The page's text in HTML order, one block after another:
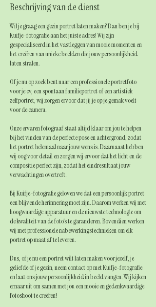
Beschrijving van de dienst
Wil je graag een gezin portret laten maken? Dan ben je bij
Kuifje-fotografie aan het juiste adres! Wij zijn
gespecialiseerd in het vastleggen van mooie momenten en
het creëren van unieke beelden die jouw persoonlijkheid
laten stralen.
Of je nu op zoek bent naar een professionele portretfoto
voor je cv, een spontaan familieportret of een artistiek
zelfportret, wij zorgen ervoor dat jij je op je gemak voelt
voor de camera.
Onze ervaren fotograaf staat altijd klaar om jou te helpen
bij het vinden van de perfecte pose en achtergrond, zodat
het portret helemaal naar jouw wens is. Daarnaast hebben
wij oog voor detail en zorgen wij ervoor dat het licht en de
compositie perfect zijn, zodat het eindresultaat jouw
verwachtingen overtreft.
Bij Kuifje-fotografie geloven we dat een persoonlijk portret
een blijvende herinnering moet zijn. Daarom werken wij met
hoogwaardige apparatuur en de nieuwste technologie om
de kwaliteit van de foto's te garanderen. Bovendien werken
wij met professionele nabewerkingstechnieken om elk
portret op maat af te leveren.
Dus, of je nu een portret wilt laten maken voor jezelf, je
geliefde of je gezin, neem contact op met Kuifje-fotografie
en laat ons jouw persoonlijkheid in beeld vangen. Wij kijken
ernaar uit om samen met jou een mooie en gedenkwaardige
fotoshoot te creëren!